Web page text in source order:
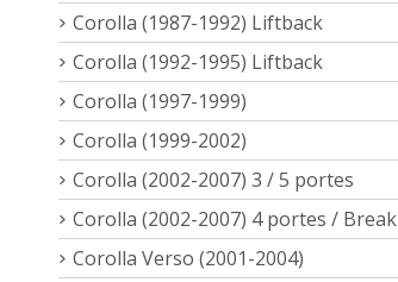
Corolla (1987-1992) Liftback
Corolla (1992-1995) Liftback
Corolla (1997-1999)
Corolla (1999-2002)
Corolla (2002-2007) 3 / 5 portes
Corolla (2002-2007) 4 portes / Break
Corolla Verso (2001-2004)